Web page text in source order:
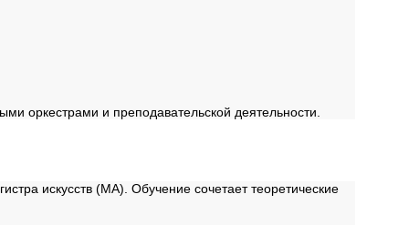
оркестрами и преподавательской деятельности.
искусств (MA). Обучение сочетает теоретические